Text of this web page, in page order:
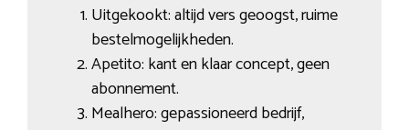
Uitgekookt: altijd vers geoogst, ruime
bestelmogelijkheden.
Apetito: kant en klaar concept, geen
abonnement.
Mealhero: gepassioneerd bedrijf,